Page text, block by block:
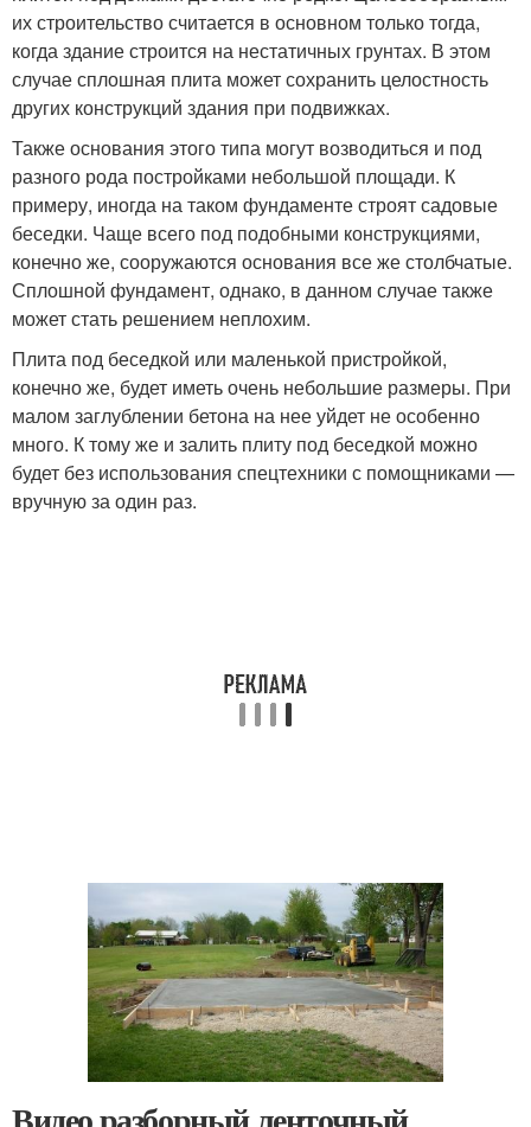
их строительство считается в основном только тогда,
когда здание строится на нестатичных грунтах. В этом
случае сплошная плита может сохранить целостность
других конструкций здания при подвижках.
Также основания этого типа могут возводиться и под
разного рода постройками небольшой площади. К
примеру, иногда на таком фундаменте строят садовые
беседки. Чаще всего под подобными конструкциями,
конечно же, сооружаются основания все же столбчатые.
Сплошной фундамент, однако, в данном случае также
может стать решением неплохим.
Плита под беседкой или маленькой пристройкой,
конечно же, будет иметь очень небольшие размеры. При
малом заглублении бетона на нее уйдет не особенно
много. К тому же и залить плиту под беседкой можно
будет без использования спецтехники с помощниками —
вручную за один раз.